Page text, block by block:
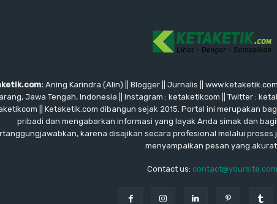
Aning Karindra (Alin) || Blogger || Jurnalis ||
Jawa Tengah, Indonesia || Instagram : ketaketikcom || Twitter :
|| Ketaketik.com dibangun sejak 2015. Portal ini merupakan
pribadi dan mengabarkan informasi yang layak Anda simak dan
karena disajikan secara profesional melalui proses
menyampaikan pesan yang
Contact us: contact@yoursite.com